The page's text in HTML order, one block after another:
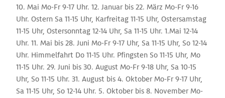
10. Mai Mo-Fr 9-17 Uhr. 12. Januar bis 22. März Mo-Fr 9-16
Uhr. Ostern Sa 11-15 Uhr, Karfreitag 11-15 Uhr, Ostersamstag
11-15 Uhr, Ostersonntag 12-14 Uhr, Sa 11-15 Uhr. 1.Mai 12-14
Uhr. 11. Mai bis 28. Juni Mo-Fr 9-17 Uhr, Sa 11-15 Uhr, So 12-14
Uhr. Himmelfahrt Do 11-15 Uhr. Pfingsten So 11-15 Uhr, Mo
11-15 Uhr. 29. Juni bis 30. August Mo-Fr 9-18 Uhr, Sa 10-15
Uhr, So 11-15 Uhr. 31. August bis 4. Oktober Mo-Fr 9-17 Uhr,
Sa 11-15 Uhr, So 12-14 Uhr. 5. Oktober bis 8. November Mo-